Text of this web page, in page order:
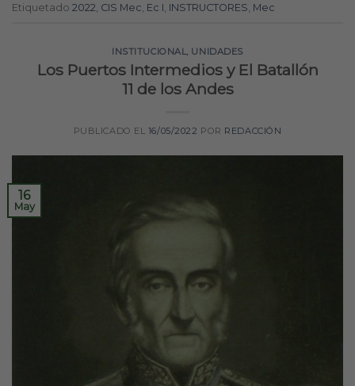
Etiquetado 2022 CIS Mec Ec I INSTRUCTORES Mec
INSTITUCIONAL UNIDADES
Los Puertos Intermedios y El Batallón
11 de los Andes
PUBLICADO EL 16/05/2022 POR REDACCIÓN
16
May